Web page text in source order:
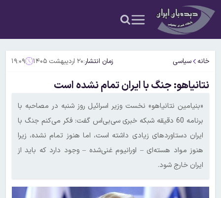
خانه سیاسی زمان انتشار:۲۰ اردیبهشت ۱۴۰۵ ۱۹:۰۹
نتانیاهو: جنگ با ایران تمام نشده است
«بنیامین نتانیاهو» نخست وزیر اسرائیل روز شنبه در مصاحبه با
برنامه 60 دقیقه شبکه خبری سی‌بی‌اس گفت: فکر می‌کنم جنگ با
ایران دستاوردهای زیادی داشته است، اما هنوز تمام نشده، زیرا
هنوز مواد هسته‌ای – اورانیوم غنی‌شده – وجود دارد که باید از
ایران خارج شود.